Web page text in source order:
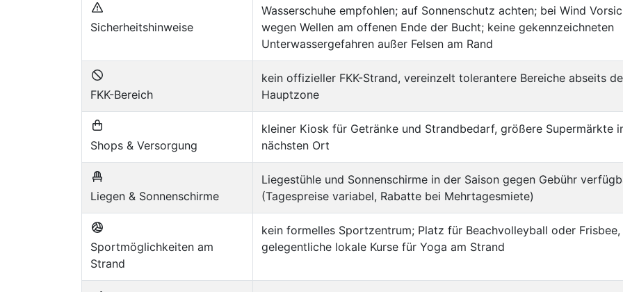
Sicherheitshinweise
Wasserschuhe empfohlen; auf Sonnenschutz achten; bei Wind
wegen Wellen am offenen Ende der Bucht; keine gekennzeichneten
Unterwassergefahren außer Felsen am Rand
FKK-Bereich
kein offizieller FKK-Strand, vereinzelt tolerantere Bereiche abseits
Hauptzone
Shops & Versorgung
kleiner Kiosk für Getränke und Strandbedarf, größere Supermärkte
nächsten Ort
Liegen & Sonnenschirme
Liegestühle und Sonnenschirme in der Saison gegen Gebühr
(Tagespreise variabel, Rabatte bei Mehrtagesmiete)
Sportmöglichkeiten am
Strand
kein formelles Sportzentrum; Platz für Beachvolleyball oder Frisbee,
gelegentliche lokale Kurse für Yoga am Strand